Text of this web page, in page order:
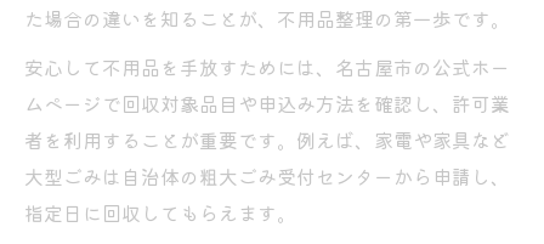
た場合の違いを知ることが、不用品整理の第一歩です。
安心して不用品を手放すためには、名古屋市の公式ホー
ムページで回収対象品目や申込み方法を確認し、許可業
者を利用することが重要です。例えば、家電や家具など
大型ごみは自治体の粗大ごみ受付センターから申請し、
指定日に回収してもらえます。